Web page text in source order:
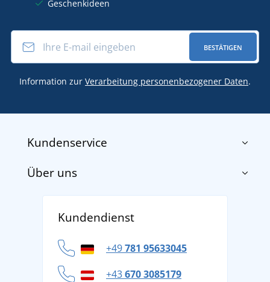
Geschenkideen
BESTÄTIGEN
Information zur Verarbeitung personenbezogener Daten.
Kundenservice
Impressum
Versand und Zahlung
Datenschutz
Cookie-Richtlinie
Über uns
Für Unternehmen und Organisationen
Kundendienst
+49781 95633045
+43670 3085179